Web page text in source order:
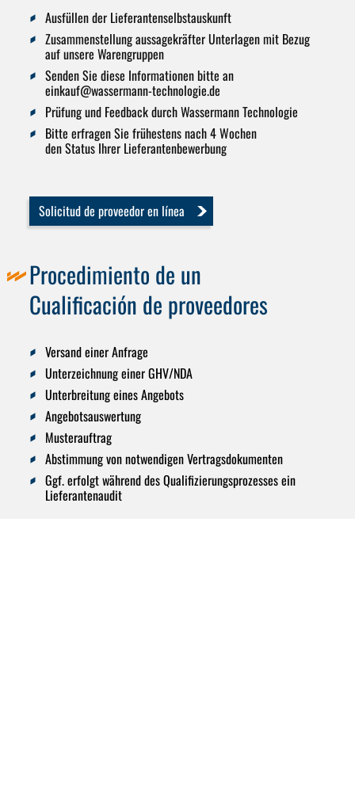
Ausfüllen der Lieferantenselbstauskunft
Zusammenstellung aussagekräfter Unterlagen mit Bezug
auf unsere Warengruppen
Senden Sie diese Informationen bitte an
einkauf@wassermann-technologie.de
Prüfung und Feedback durch Wassermann Technologie
Bitte erfragen Sie frühestens nach 4 Wochen
den Status Ihrer Lieferantenbewerbung
Solicitud de proveedor en línea
Procedimiento de un
Cualificación de proveedores
Versand einer Anfrage
Unterzeichnung einer GHV/NDA
Unterbreitung eines Angebots
Angebotsauswertung
Musterauftrag
Abstimmung von notwendigen Vertragsdokumenten
Ggf. erfolgt während des Qualifizierungsprozesses ein
Lieferantenaudit